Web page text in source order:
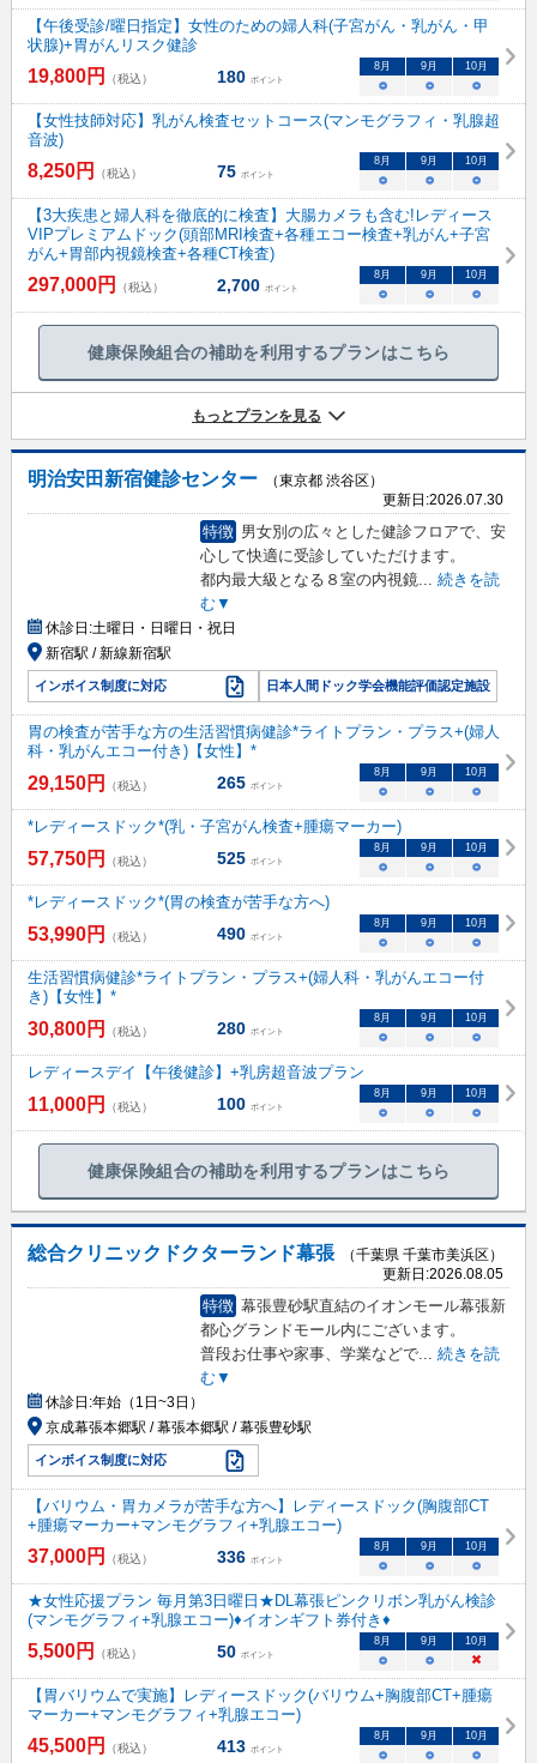
【午後受診/曜日指定】女性のための婦人科(子宮がん・乳がん・甲
状腺)+胃がんリスク健診
19,800円 （税込） 180 ポイント
8 月 9 月 10月
○ ○ ○
【女性技師対応】乳がん検査セットコース(マンモグラフィ・乳腺超
音波)
8,250円 （税込） 75 ポイント
8 月 9 月 10月
○ ○ ○
【3大疾患と婦人科を徹底的に検査】大腸カメラも含む!レディース
VIPプレミアムドック(頭部MRI検査+各種エコー検査+乳がん+子宮
がん+胃部内視鏡検査+各種CT検査)
297,000円 （税込） 2,700 ポイント
8 月 9 月 10月
○ ○ ○
健康保険組合の補助を利用するプランはこちら
もっとプランを見る
明治安田新宿健診センター
（東京都 渋谷区）
更新日:2026.07.30
特徴 男女別の広々とした健診フロアで、安
心して快適に受診していただけます。
都内最大級となる８室の内視鏡... 続きを読
む▼
休診日:土曜日・日曜日・祝日
新宿駅 / 新線新宿駅
インボイス制度に対応 日本人間ドック学会機能評価認定施設
胃の検査が苦手な方の生活習慣病健診*ライトプラン・プラス+(婦人
科・乳がんエコー付き)【女性】*
29,150円 （税込） 265 ポイント
8月 9月 10月
○ ○ ○
*レディースドック*(乳・子宮がん検査+腫瘍マーカー)
57,750円 （税込） 525 ポイント
8月 9月 10月
○ ○ ○
*レディースドック*(胃の検査が苦手な方へ)
53,990円 （税込） 490 ポイント
8月 9月 10月
○ ○ ○
生活習慣病健診*ライトプラン・プラス+(婦人科・乳がんエコー付
き)【女性】*
30,800円 （税込） 280 ポイント
8月 9月 10月
○ ○ ○
レディースデイ【午後健診】+乳房超音波プラン
11,000円 （税込） 100 ポイント
8月 9月 10月
○ ○ ○
健康保険組合の補助を利用するプランはこちら
総合クリニックドクターランド幕張
（千葉県 千葉市美浜区）
更新日:2026.08.05
特徴 幕張豊砂駅直結のイオンモール幕張新
都心グランドモール内にございます。
普段お仕事や家事、学業などで...
続きを読
む▼
休診日:年始（1日~3日）
京成幕張本郷駅 / 幕張本郷駅 / 幕張豊砂駅
インボイス制度に対応
【バリウム・胃カメラが苦手な方へ】レディースドック(胸腹部CT
+腫瘍マーカー+マンモグラフィ+乳腺エコー)
37,000円 （税込） 336 ポイント
8 月 9 月 10月
○ ○ ○
★女性応援プラン 毎月第3日曜日★DL幕張ピンクリボン乳がん検診
(マンモグラフィ+乳腺エコー)♦イオンギフト券付き♦
5,500円 （税込） 50 ポイント
8 月 9 月 10月
○ ○ ×
【胃バリウムで実施】レディースドック(バリウム+胸腹部CT+腫瘍
マーカー+マンモグラフィ+乳腺エコー)
45,500円 （税込） 413 ポイント
8 月 9 月 10月
○ ○ ○